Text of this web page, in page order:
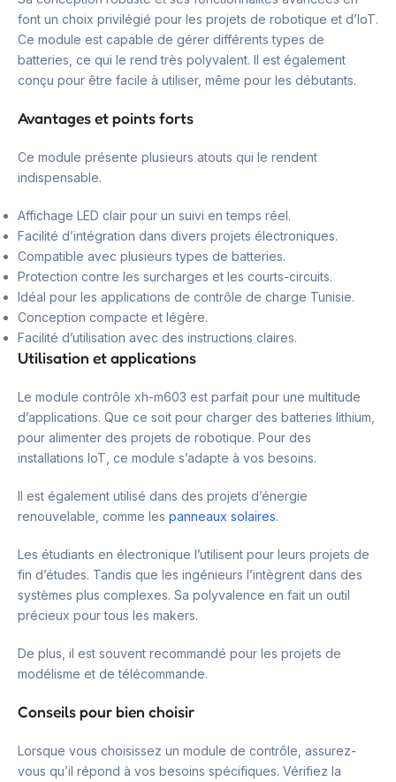
font un choix privilégié pour les projets de robotique et d’IoT.
Ce module est capable de gérer différents types de
batteries, ce qui le rend très polyvalent. Il est également
conçu pour être facile à utiliser, même pour les débutants.
Avantages et points forts
Ce module présente plusieurs atouts qui le rendent
indispensable.
Affichage LED clair pour un suivi en temps réel.
Facilité d’intégration dans divers projets électroniques.
Compatible avec plusieurs types de batteries.
Protection contre les surcharges et les courts-circuits.
Idéal pour les applications de contrôle de charge Tunisie.
Conception compacte et légère.
Facilité d’utilisation avec des instructions claires.
Utilisation et applications
Le module contrôle xh-m603 est parfait pour une multitude
d’applications. Que ce soit pour charger des batteries lithium,
pour alimenter des projets de robotique. Pour des
installations IoT, ce module s’adapte à vos besoins.
Il est également utilisé dans des projets d’énergie
renouvelable, comme les panneaux solaires.
Les étudiants en électronique l’utilisent pour leurs projets de
fin d’études. Tandis que les ingénieurs l’intègrent dans des
systèmes plus complexes. Sa polyvalence en fait un outil
précieux pour tous les makers.
De plus, il est souvent recommandé pour les projets de
modélisme et de télécommande.
Conseils pour bien choisir
Lorsque vous choisissez un module de contrôle, assurez-
vous qu’il répond à vos besoins spécifiques. Vérifiez la